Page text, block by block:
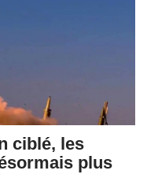
ciblé, les
plus